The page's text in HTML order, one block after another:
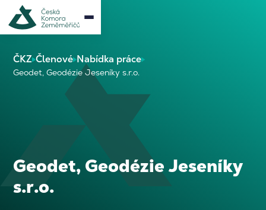
ČKZ Členové Nabídka práce
Geodet, Geodézie Jeseníky s.r.o.
Geodet, Geodézie Jeseníky
s.r.o.